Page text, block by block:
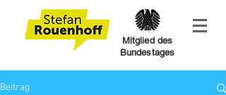
Mitglied des
Bundestages
Beitrag